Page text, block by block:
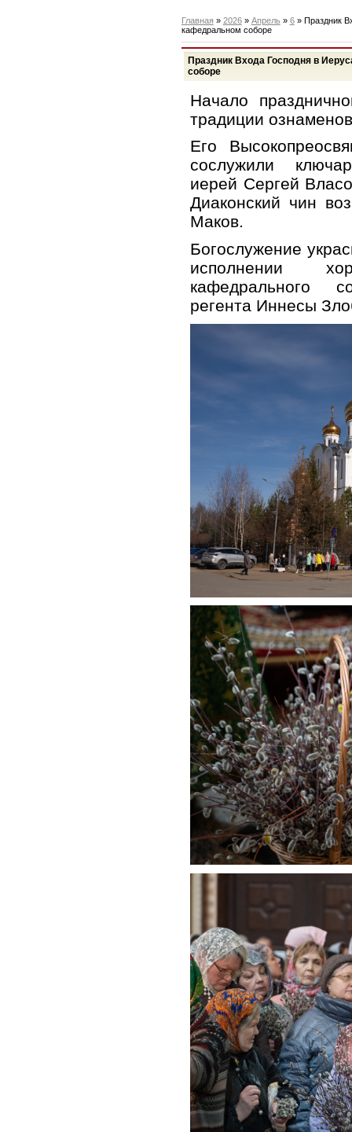
Главная » 2026 » Апрель » 6» Праздник
кафедральном соборе
Праздник Входа Господня в
соборе
Начало
традиции
Его
сослужили
иерей Сергей
Диаконский чин
Маков.
Богослужение
исполнении
кафедрального
регента Иннесы